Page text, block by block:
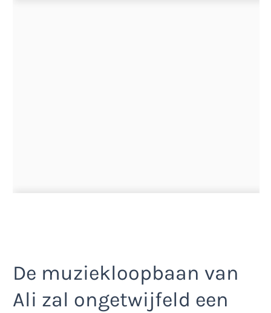
De muziekloopbaan van
Ali zal ongetwijfeld een